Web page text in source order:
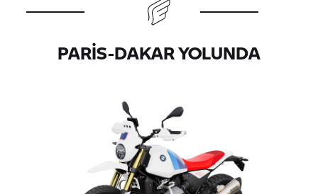
PARIS-DAKAR YOLUNDA